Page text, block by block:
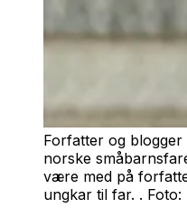
Forfatter og
norske
være med på
ungkar til far. .